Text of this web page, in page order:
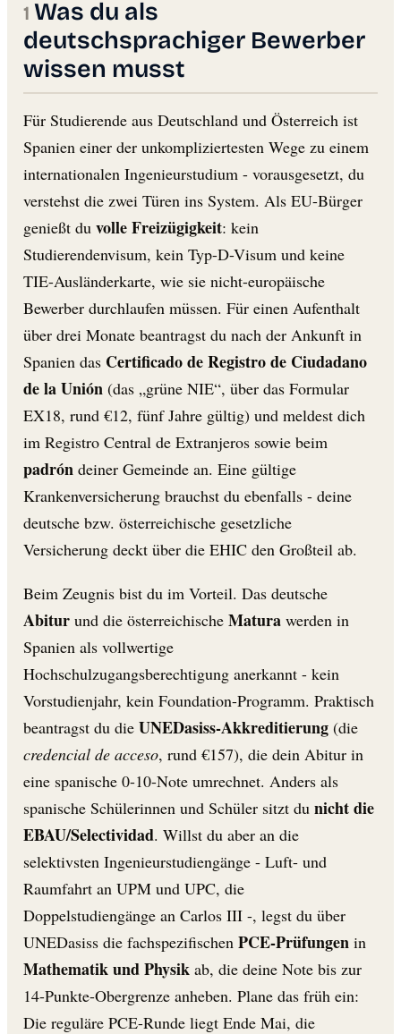
Was du als
deutschsprachiger Bewerber
wissen musst
Für Studierende aus Deutschland und Österreich ist
Spanien einer der unkompliziertesten Wege zu einem
internationalen Ingenieurstudium - vorausgesetzt, du
verstehst die zwei Türen ins System. Als EU-Bürger
genießt du volle Freizügigkeit: kein
Studierendenvisum, kein Typ-D-Visum und keine
TIE-Ausländerkarte, wie sie nicht-europäische
Bewerber durchlaufen müssen. Für einen Aufenthalt
über drei Monate beantragst du nach der Ankunft in
Spanien das Certificado de Registro de Ciudadano
de la Unión (das „grüne NIE“, über das Formular
EX18, rund €12, fünf Jahre gültig) und meldest dich
im Registro Central de Extranjeros sowie beim
padrón deiner Gemeinde an. Eine gültige
Krankenversicherung brauchst du ebenfalls - deine
deutsche bzw. österreichische gesetzliche
Versicherung deckt über die EHIC den Großteil ab.
Beim Zeugnis bist du im Vorteil. Das deutsche
Abitur und die österreichische Matura werden in
Spanien als vollwertige
Hochschulzugangsberechtigung anerkannt - kein
Vorstudienjahr, kein Foundation-Programm. Praktisch
beantragst du die UNEDasiss-Akkreditierung (die
credencial de acceso, rund €157), die dein Abitur in
eine spanische 0-10-Note umrechnet. Anders als
spanische Schülerinnen und Schüler sitzt du nicht die
EBAU/Selectividad. Willst du aber an die
selektivsten Ingenieurstudiengänge - Luft- und
Raumfahrt an UPM und UPC, die
Doppelstudiengänge an Carlos III -, legst du über
UNEDasiss die fachspezifischen PCE-Prüfungen in
Mathematik und Physik ab, die deine Note bis zur
14-Punkte-Obergrenze anheben. Plane das früh ein:
Die reguläre PCE-Runde liegt Ende Mai, die